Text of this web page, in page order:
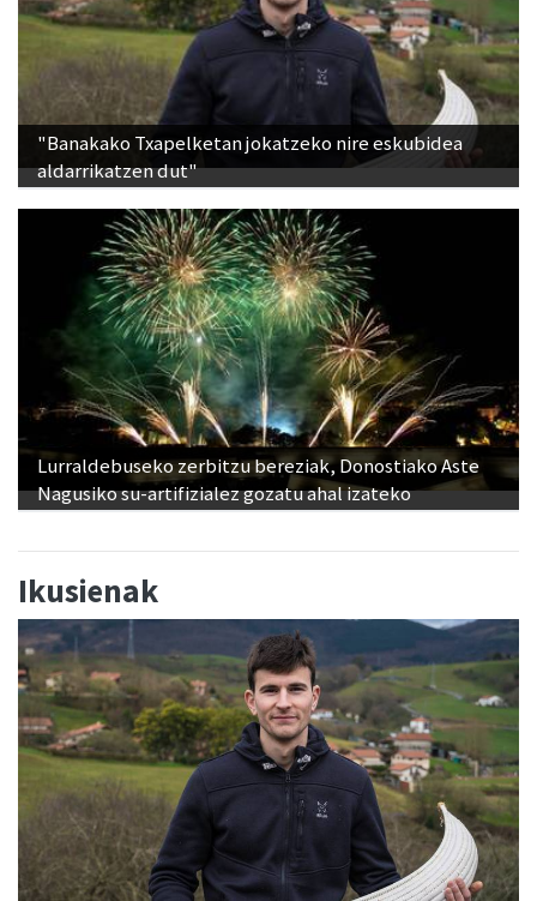
"Banakako Txapelketan jokatzeko nire eskubidea
aldarrikatzen dut"
Lurraldebuseko zerbitzu bereziak, Donostiako Aste
Nagusiko su-artifizialez gozatu ahal izateko
Ikusienak